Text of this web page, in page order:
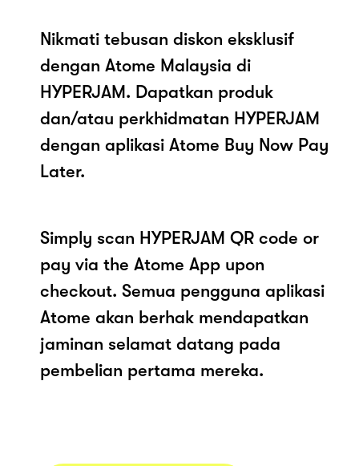
Nikmati tebusan diskon eksklusif
dengan Atome Malaysia di
HYPERJAM. Dapatkan produk
dan/atau perkhidmatan HYPERJAM
dengan aplikasi Atome Buy Now Pay
Later.
Simply scan HYPERJAM QR code or
pay via the Atome App upon
checkout. Semua pengguna aplikasi
Atome akan berhak mendapatkan
jaminan selamat datang pada
pembelian pertama mereka.